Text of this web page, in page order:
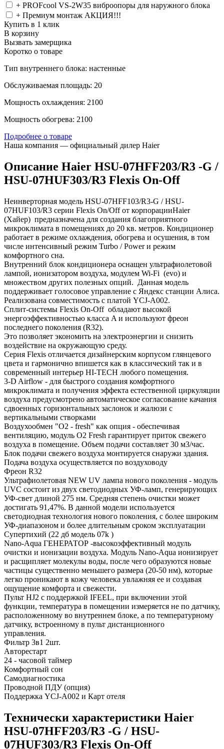
+ PROFcool VS-2W35 виброопоры для наружного блока
+ Премиум монтаж АКЦИЯ!!!
Купить в 1 клик
В корзину
Вызвать замерщика
Коротко о товаре
Тип внутреннего блока: настенные
Обслуживаемая площадь: 20
Мощность охлаждения: 2100
Мощность обогрева: 2100
Подробнее о товаре
Наша компания — официальный дилер Haier
Описание Haier HSU-07HFF203/R3 -G /
HSU-07HUF303/R3 Flexis On-Off
Неинверторная модель HSU-07HFF103/R3-G / HSU-
07HUF103/R3 серии Flexis On/Off от корпорацииHaier
(Хайер) предназначена для создания благоприятного
микроклимата в помещениях до 20 кв. метров. Кондиционер
работает в режиме охлаждения, обогрева и осушения, в том
числе интенсивный режим Turbo / Power и режим
комфортного сна.
Внутренний блок кондиционера оснащен ультрафиолетовой
лампой, ионизатором воздуха, модулем Wi-Fi (evo) и
множеством других полезных опций. Данная модель
поддерживает голосовое управление с Яндекс станции Алиса.
Реализована совместимость с платой YCJ-A002.
Сплит-системы Flexis On-Off обладают высокой
энергоэффективностью класса A и используют фреон
последнего поколения (R32).
Это позволяет экономить на электроэнергии и снизить
воздействие на окружающую среду.
Серия Flexis отличается дизайнерским корпусом глянцевого
цвета и гармонично впишется как в классический так и в
современный интерьер HI-TECH любого помещения.
3-D Airflow - для быстрого создания комфортного
микроклимата и получения эффекта естественной циркуляции
воздуха предусмотрено автоматическое согласование качания
сдвоенных горизонтальных заслонок и жалюзи с
вертикальными створками
Воздухообмен "О2 - fresh" как опция - обеспечивая
вентиляцию, модуль O2 Fresh гарантирует приток свежего
воздуха в помещение. Объем подачи составляет 30 м3/час.
Блок подачи свежего воздуха монтируется снаружи здания.
Подача воздуха осуществляется по воздуховоду
Фреон R32
Ультрафиолетовая NEW UV лампа нового поколения - модуль
UVC состоит из двух светодиодных УФ-ламп, генерирующих
УФ-свет длиной 275 нм. Средняя степень очистки может
достигать 91,47%. В данной модели используется
светодиодная технология нового поколения, с более широким
УФ-диапазоном и более длительным сроком эксплуатации
Супертихий (22 дб модель 07k )
Nano-Aqua ГЕНЕРАТОР -высокоэффективный модуль
очистки и ионизации воздуха. Модуль Nano-Aqua ионизирует
и расщипляет молекулы воды, после чего образуются новые
частицы существенно меньшего размера (20-50 нм), которые
легко проникают в кожу человека увлажняя ее и создавая
ощущение комфорта и свежести.
Пульт HJ2 с поддержкой IFEEL, при включении этой
функции, температура в помещении измеряется не по датчику,
расположенному во внутреннем блоке, а по температурному
датчику, встроенному в пульт дистанционного
управления.
Фильтр 3в1 2шт.
Авторестарт
24 - часовой таймер
Комфортный сон
Самодиагностика
Проводной ПДУ (опция)
Поддержка YCJ-A002 и Карт отеля
Технически характеристики Haier
HSU-07HFF203/R3 -G / HSU-
07HUF303/R3 Flexis On-Off